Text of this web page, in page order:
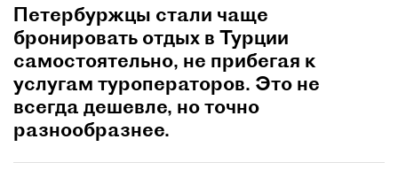
Петербуржцы стали чаще
бронировать отдых в Турции
самостоятельно, не прибегая к
услугам туроператоров. Это не
всегда дешевле, но точно
разнообразнее.